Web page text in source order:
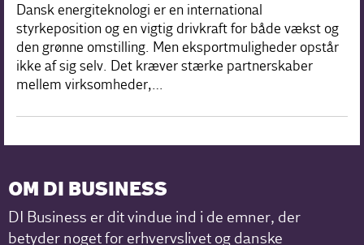
Dansk energiteknologi er en international
styrkeposition og en vigtig drivkraft for både vækst og
den grønne omstilling. Men eksportmuligheder opstår
ikke af sig selv. Det kræver stærke partnerskaber
mellem virksomheder,…
OM DI BUSINESS
DI Business er dit vindue ind i de emner, der
betyder noget for erhvervslivet og danske